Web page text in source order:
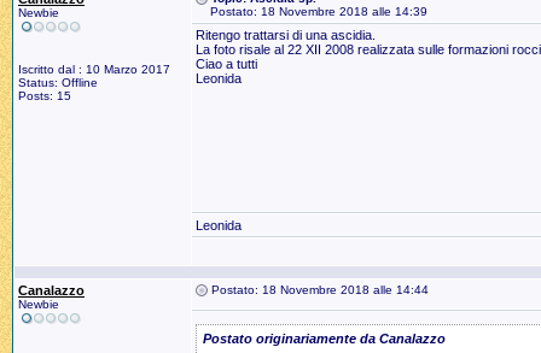
Newbie
Iscritto dal : 10 Marzo 2017
Status: Offline
Posts: 15
Postato: 18 Novembre 2018 alle 14:39
Ritengo trattarsi di una ascidia.
La foto risale al 22 XII 2008 realizzata sulle formazioni
Ciao a tutti
Leonida
Leonida
Canalazzo
Newbie
Postato: 18 Novembre 2018 alle 14:44
Postato originariamente da Canalazzo